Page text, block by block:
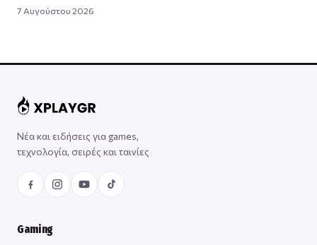
7 Αυγούστου 2026
Νέα και ειδήσεις για games,
τεχνολογία, σειρές και ταινίες
Gaming